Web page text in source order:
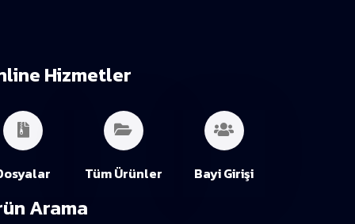
Hizmetler
Tüm Ürünler Bayi Girişi
Arama